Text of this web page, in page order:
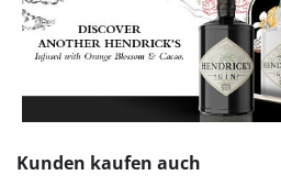
Produktgalerie überspringen
Kunden kaufen auch